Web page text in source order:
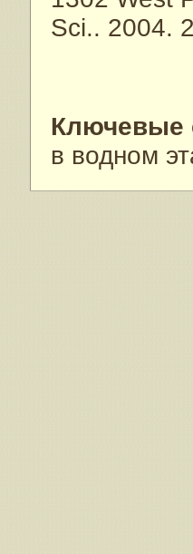
Sci.. 2004.
Ключевые
в водном